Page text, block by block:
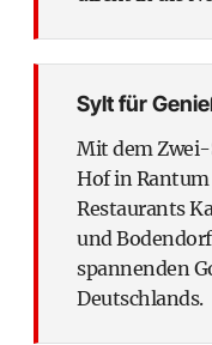
Sylt für
Mit dem
Hof in
Restaurants
und
spannenden
Deutschlands.